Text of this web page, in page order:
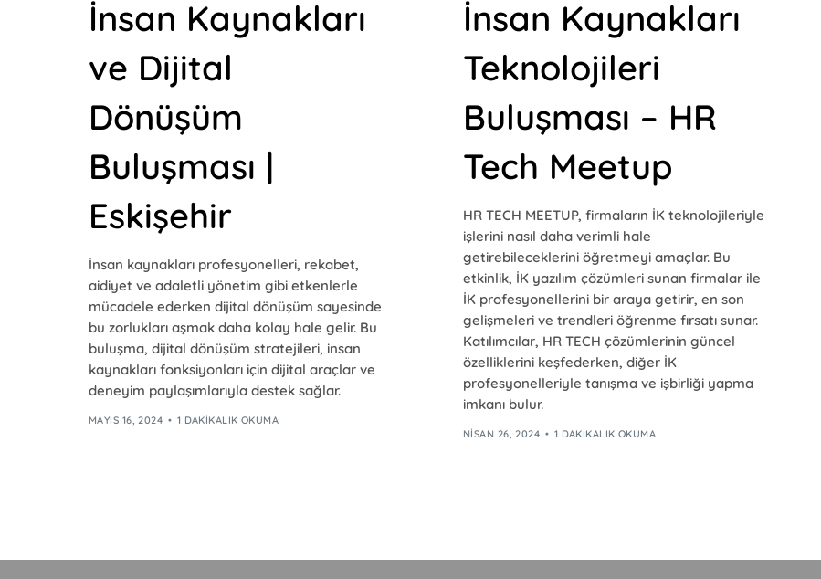
İnsan Kaynakları
ve Dijital
Dönüşüm
Buluşması |
Eskişehir
İnsan kaynakları profesyonelleri, rekabet,
aidiyet ve adaletli yönetim gibi etkenlerle
mücadele ederken dijital dönüşüm sayesinde
bu zorlukları aşmak daha kolay hale gelir. Bu
buluşma, dijital dönüşüm stratejileri, insan
kaynakları fonksiyonları için dijital araçlar ve
deneyim paylaşımlarıyla destek sağlar.
MAYIS 16, 2024 1 DAKIKALIK OKUMA
İnsan Kaynakları
Teknolojileri
Buluşması – HR
Tech Meetup
HR TECH MEETUP, firmaların İK teknolojileriyle
işlerini nasıl daha verimli hale
getirebileceklerini öğretmeyi amaçlar. Bu
etkinlik, İK yazılım çözümleri sunan firmalar ile
İK profesyonellerini bir araya getirir, en son
gelişmeleri ve trendleri öğrenme fırsatı sunar.
Katılımcılar, HR TECH çözümlerinin güncel
özelliklerini keşfederken, diğer İK
profesyonelleriyle tanışma ve işbirliği yapma
imkanı bulur.
NISAN 26, 2024 1 DAKIKALIK OKUMA